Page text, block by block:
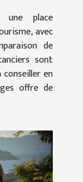
place
avec
de
sont
conseiller en
offre de